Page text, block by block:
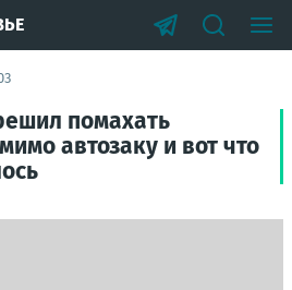
помахать
автозаку и вот что